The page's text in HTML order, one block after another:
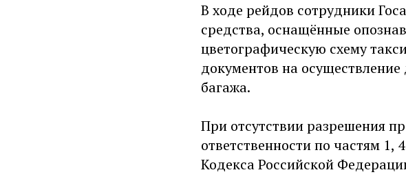
В ходе рейдов сотрудники
средства, оснащённые
цветографическую схему
документов на
багажа.
При отсутствии разрешения
ответственности по частям 1,
Кодекса Российской